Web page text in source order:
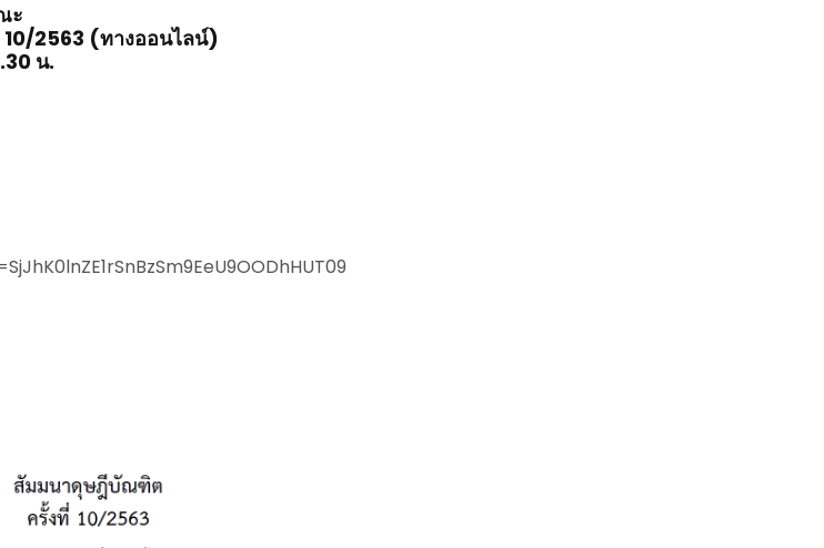
ะ
2563 (ทางออนไลน์)
น.